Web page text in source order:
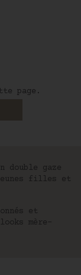
page.
double gaze
filles et
et
mère-